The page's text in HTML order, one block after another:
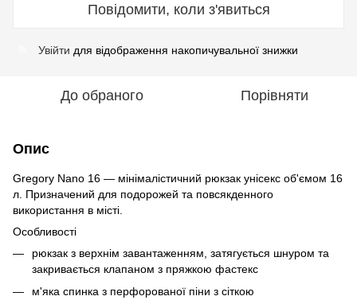
Повідомити, коли з'явиться
Увійти для відображення накопичувальної знижки
До обраного Порівняти
Опис
Gregory Nano 16 — мінімалістичний рюкзак унісекс об'ємом 16
л. Призначений для подорожей та повсякденного
використання в місті.
Особливості
рюкзак з верхнім завантаженням, затягується шнуром та
закривається клапаном з пряжкою фастекс
м'яка спинка з перфорованої піни з сіткою